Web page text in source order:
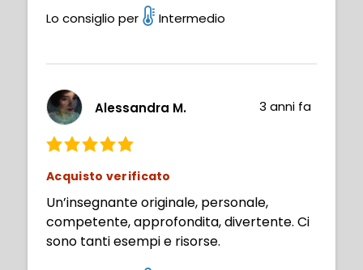
Lo consiglio per Intermedio
Alessandra M. 3 anni fa
Acquisto verificato
Un’insegnante originale, personale,
competente, approfondita, divertente. Ci
sono tanti esempi e risorse.